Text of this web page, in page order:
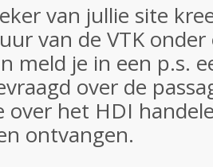
van jullie site
van de VTK
meld je in een p.s.
over de
over het HDI
ontvangen.